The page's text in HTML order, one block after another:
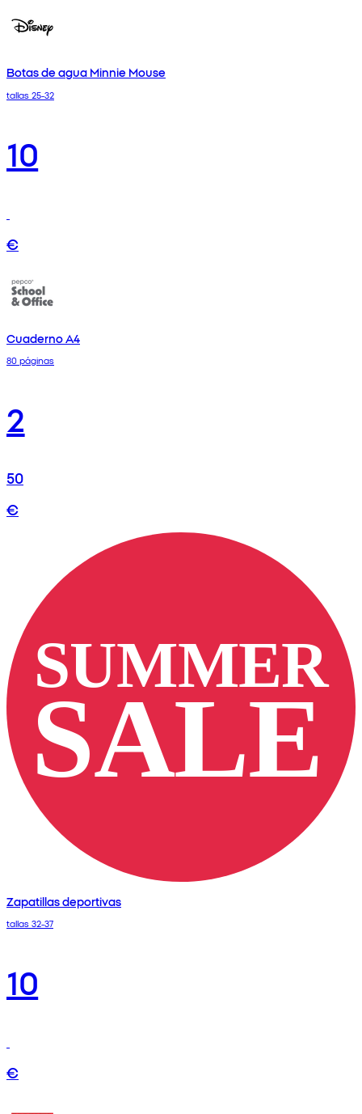
Botas de agua Minnie Mouse
tallas 25-32
10
€
Cuaderno A4
80 páginas
2
50
€
Zapatillas deportivas
tallas 32-37
10
€